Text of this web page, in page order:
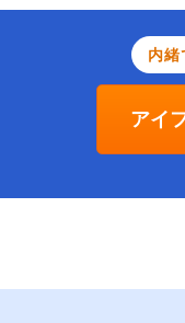
内
アイ